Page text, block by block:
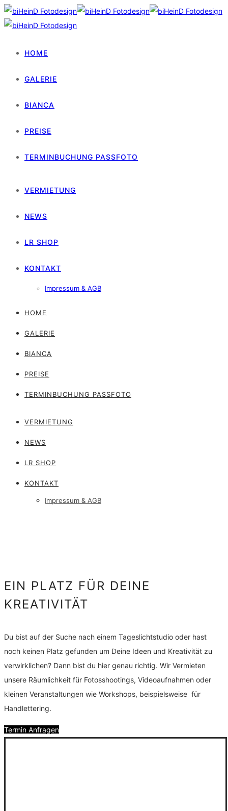
HOME
GALERIE
BIANCA
PREISE
TERMINBUCHUNG PASSFOTO
VERMIETUNG
NEWS
LR SHOP
KONTAKT
Impressum & AGB
HOME
GALERIE
BIANCA
PREISE
TERMINBUCHUNG PASSFOTO
VERMIETUNG
NEWS
LR SHOP
KONTAKT
Impressum & AGB
EIN PLATZ FÜR DEINE
KREATIVITÄT
Du bist auf der Suche nach einem Tageslichtstudio oder hast
noch keinen Platz gefunden um Deine Ideen und Kreativität zu
verwirklichen? Dann bist du hier genau richtig. Wir Vermieten
unsere Räumlichkeit für Fotosshootings, Videoaufnahmen oder
kleinen Veranstaltungen wie Workshops, beispielsweise für
Handlettering.
Termin Anfragen